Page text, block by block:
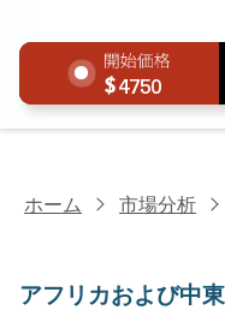
4750
ホーム 市場分析
アフリカおよび中